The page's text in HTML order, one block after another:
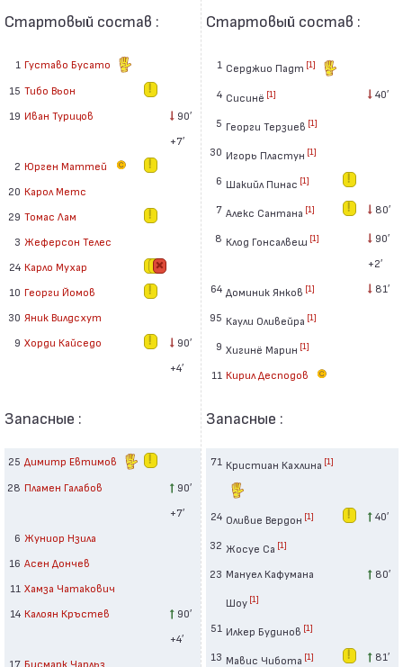
Стартовый состав :
1 Густаво Бусато
15 Тибо Вьон
19 Иван Турицов
90′
+7′
2 Юрген Маттей
20 Карол Метс
29 Томас Лам
3 Жеферсон Телес
24 Карло Мухар
10 Георги Йомов
30 Яник Вилдсхут
9 Хорди Кайседо
90′
+4′
Запасные :
25 Димитр Евтимов
28 Пламен Галабов
90′
+7′
6 Жуниор Нзила
16 Асен Дончев
11 Хамза Чатакович
14 Калоян Кръстев
90′
+4′
17 Бисмарк Чарльз
Стартовый состав :
1 Серджио Падт [1]
4 Сисинё [1] 40′
5 Георги Терзиев [1]
30 Игорь Пластун [1]
6 Шакийл Пинас [1]
7 Алекс Сантана [1] 80′
8 Клод Гонсалвеш [1]
90′
+2′
64 Доминик Янков [1] 81′
95 Каули Оливейра [1]
9 Хигинё Марин [1]
11 Кирил Десподов
Запасные :
71 Кристиан Кахлина [1]
24 Оливие Вердон [1] 40′
32 Жосуе Са [1]
23 Мануел Кафумана
Шоу [1]
80′
51 Илкер Будинов [1]
13 Мавис Чибота [1] 81′